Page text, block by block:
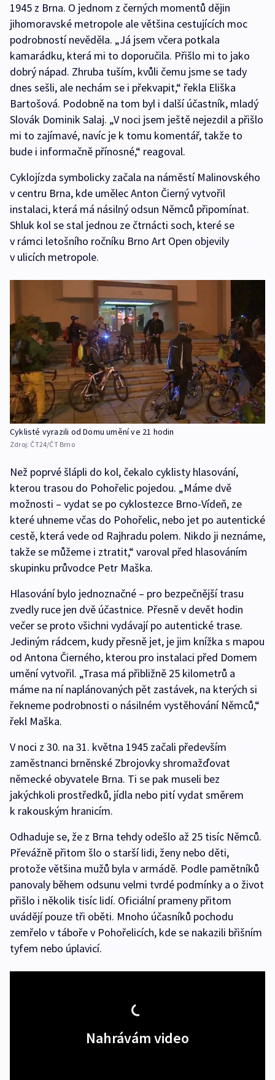
1945 z Brna. O jednom z černých momentů dějin
jihomoravské metropole ale většina cestujících moc
podrobností nevěděla. „Já jsem včera potkala
kamarádku, která mi to doporučila. Přišlo mi to jako
dobrý nápad. Zhruba tuším, kvůli čemu jsme se tady
dnes sešli, ale nechám se i překvapit,“ řekla Eliška
Bartošová. Podobně na tom byl i další účastník, mladý
Slovák Dominik Salaj. „V noci jsem ještě nejezdil a přišlo
mi to zajímavé, navíc je k tomu komentář, takže to
bude i informačně přínosné,“ reagoval.
Cyklojízda symbolicky začala na náměstí Malinovského
v centru Brna, kde umělec Anton Čierný vytvořil
instalaci, která má násilný odsun Němců připomínat.
Shluk kol se stal jednou ze čtrnácti soch, které se
v rámci letošního ročníku Brno Art Open objevily
v ulicích metropole.
Cyklisté vyrazili od Domu umění ve 21 hodin
Zdroj: ČT24/ČT Brno
Než poprvé šlápli do kol, čekalo cyklisty hlasování,
kterou trasou do Pohořelic pojedou. „Máme dvě
možnosti – vydat se po cyklostezce Brno-Vídeň, ze
které uhneme včas do Pohořelic, nebo jet po autentické
cestě, která vede od Rajhradu polem. Nikdo ji neznáme,
takže se můžeme i ztratit,“ varoval před hlasováním
skupinku průvodce Petr Maška.
Hlasování bylo jednoznačné – pro bezpečnější trasu
zvedly ruce jen dvě účastnice. Přesně v devět hodin
večer se proto všichni vydávají po autentické trase.
Jediným rádcem, kudy přesně jet, je jim knížka s mapou
od Antona Čierného, kterou pro instalaci před Domem
umění vytvořil. „Trasa má přibližně 25 kilometrů a
máme na ní naplánovaných pět zastávek, na kterých si
řekneme podrobnosti o násilném vystěhování Němců,“
řekl Maška.
V noci z 30. na 31. května 1945 začali především
zaměstnanci brněnské Zbrojovky shromažďovat
německé obyvatele Brna. Ti se pak museli bez
jakýchkoli prostředků, jídla nebo pití vydat směrem
k rakouským hranicím.
Odhaduje se, že z Brna tehdy odešlo až 25 tisíc Němců.
Převážně přitom šlo o starší lidi, ženy nebo děti,
protože většina mužů byla v armádě. Podle pamětníků
panovaly během odsunu velmi tvrdé podmínky a o život
přišlo i několik tisíc lidí. Oficiální prameny přitom
uvádějí pouze tři oběti. Mnoho účasníků pochodu
zemřelo v táboře v Pohořelicích, kde se nakazili břišním
tyfem nebo úplavicí.
Nahrávám video